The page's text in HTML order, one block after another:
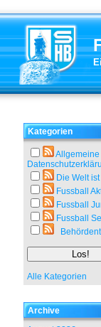
Kategorien
Allgemeine
Die Welt
Fussball
Fussball
Fussball
Alle Kategorien
Archive